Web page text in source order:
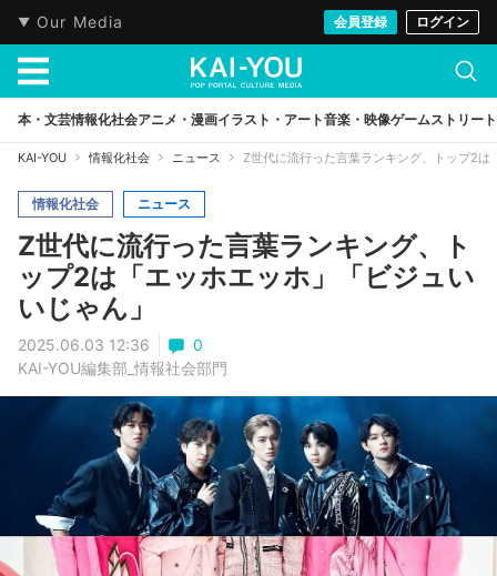
Our Media 会員登録 ログイン
本・文芸情報化社会アニメ・漫画イラスト・アート音楽・映像ゲームストリート
KAI-YOU 情報化社会 ニュース Z世代に流行った言葉ランキング、トップ2
情報化社会 ニュース
Z世代に流行った言葉ランキング、ト
ップ2は「エッホエッホ」「ビジュい
いじゃん」
2025.06.03 12:36
0
KAI-YOU編集部_情報社会部門